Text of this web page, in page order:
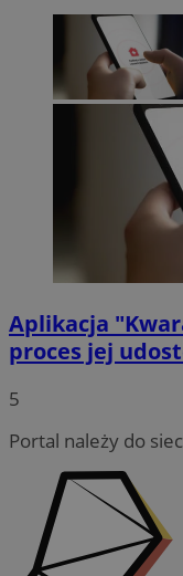
Aplikacja
proces jej
5
Portal należy do